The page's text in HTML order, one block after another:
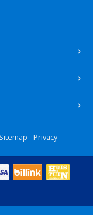
Sitemap -Privacy